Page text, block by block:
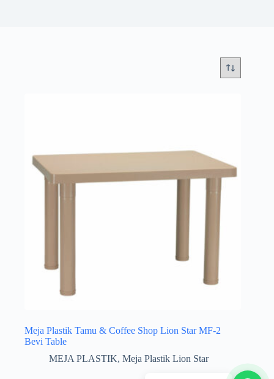
Meja Plastik Tamu & Coffee Shop Lion Star MF-2
Bevi Table
MEJA PLASTIK, Meja Plastik Lion Star